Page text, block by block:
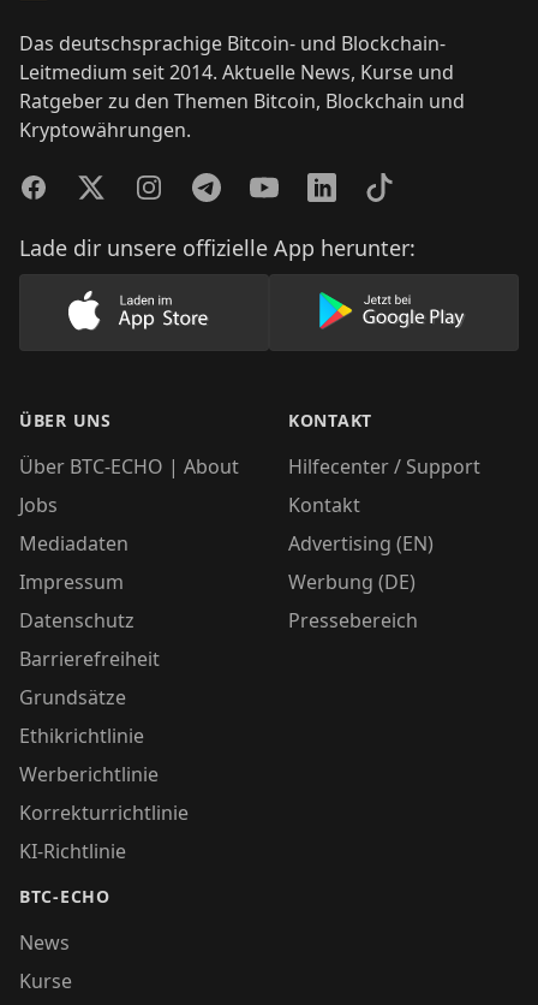
Das deutschsprachige Bitcoin- und Blockchain-
Leitmedium seit 2014. Aktuelle News, Kurse und
Ratgeber zu den Themen Bitcoin, Blockchain und
Kryptowährungen.
FacebookTwitterInstagramTelegramYouTubeLinkedInTikTok
Lade dir unsere offizielle App herunter:
Lade unsere App im AppStore herunter
Lade unsere
ÜBER UNS
Über BTC-ECHO | About
Jobs
Mediadaten
Impressum
Datenschutz
Barrierefreiheit
Grundsätze
Ethikrichtlinie
Werberichtlinie
Korrekturrichtlinie
KI-Richtlinie
BTC-ECHO
News
Kurse
KONTAKT
Hilfecenter / Support
Kontakt
Advertising (EN)
Werbung (DE)
Pressebereich